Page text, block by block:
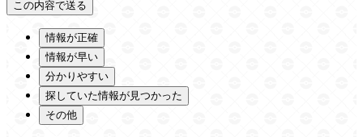
情報が正確
情報が早い
分かりやすい
探していた情報が見つかった
その他